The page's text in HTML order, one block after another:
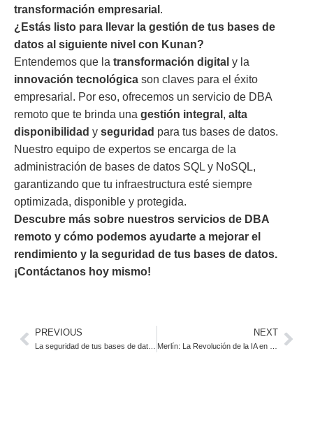
transformación empresarial .
¿Estás listo para llevar la gestión de tus bases de
datos al siguiente nivel con Kunan?
Entendemos que la transformación digital y la
innovación tecnológica son claves para el éxito
empresarial. Por eso, ofrecemos un servicio de DBA
remoto que te brinda una gestión integral , alta
disponibilidad y seguridad para tus bases de datos.
Nuestro equipo de expertos se encarga de la
administración de bases de datos SQL y NoSQL,
garantizando que tu infraestructura esté siempre
optimizada, disponible y protegida.
Descubre más sobre nuestros servicios de DBA
remoto y cómo podemos ayudarte a mejorar el
rendimiento y la seguridad de tus bases de datos.
¡Contáctanos hoy mismo!
PREVIOUS NEXT